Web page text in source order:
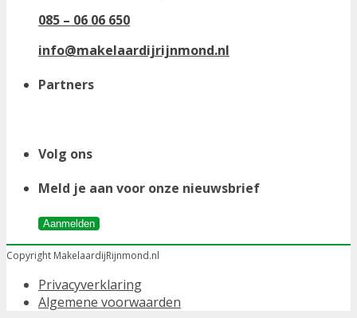
085 – 06 06 650
info@makelaardijrijnmond.nl
Partners
Volg ons
Meld je aan voor onze nieuwsbrief
Aanmelden
Copyright MakelaardijRijnmond.nl
Privacyverklaring
Algemene voorwaarden